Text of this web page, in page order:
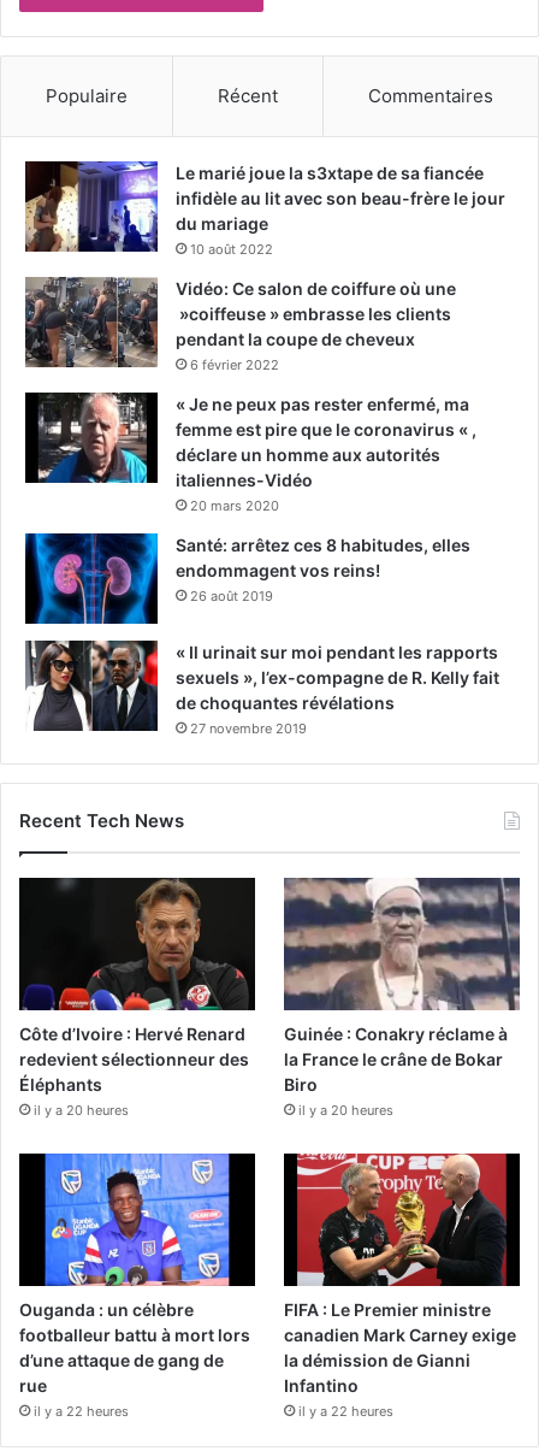
Populaire Récent Commentaires
Le marié joue la s3xtape de sa fiancée
infidèle au lit avec son beau-frère le jour
du mariage
10 août 2022
Vidéo: Ce salon de coiffure où une
»coiffeuse » embrasse les clients
pendant la coupe de cheveux
6 février 2022
« Je ne peux pas rester enfermé, ma
femme est pire que le coronavirus « ,
déclare un homme aux autorités
italiennes-Vidéo
20 mars 2020
Santé: arrêtez ces 8 habitudes, elles
endommagent vos reins!
26 août 2019
« Il urinait sur moi pendant les rapports
sexuels », l’ex-compagne de R. Kelly fait
de choquantes révélations
27 novembre 2019
Recent Tech News
Côte d’Ivoire : Hervé Renard
redevient sélectionneur des
Éléphants
il y a 20 heures
Guinée : Conakry réclame à
la France le crâne de Bokar
Biro
il y a 20 heures
Ouganda : un célèbre
footballeur battu à mort lors
d’une attaque de gang de
rue
il y a 22 heures
FIFA : Le Premier ministre
canadien Mark Carney exige
la démission de Gianni
Infantino
il y a 22 heures